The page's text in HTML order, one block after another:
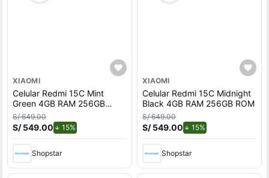
XIAOMI
Celular Redmi 15C Mint
Green 4GB RAM 256GB
ROM
S/ 649.00
S/ 549.00 15%
Shopstar
XIAOMI
Celular Redmi 15C Midnight
Black 4GB RAM 256GB ROM
S/ 649.00
S/ 549.00 15%de descuento.
Shopstar